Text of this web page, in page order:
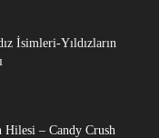
İsimleri-Yıldızların
Hilesi – Candy Crush